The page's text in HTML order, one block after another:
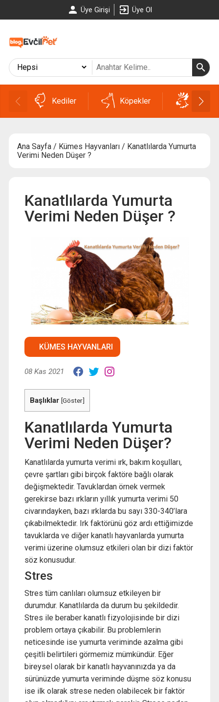
Üye Girişi Üye Ol
Kediler Köpekler Kuşlar
Ana Sayfa / Kümes Hayvanları / Kanatlılarda Yumurta
Verimi Neden Düşer ?
Kanatlılarda Yumurta
Verimi Neden Düşer ?
KÜMES HAYVANLARI
08 Kas 2021
Başlıklar [Göster]
Kanatlılarda Yumurta
Verimi Neden Düşer?
Kanatlılarda yumurta verimi ırk, bakım koşulları,
çevre şartları gibi birçok faktöre bağlı olarak
değişmektedir. Tavuklardan örnek vermek
gerekirse bazı ırkların yıllık yumurta verimi 50
civarındayken, bazı ırklarda bu sayı 330-340’lara
çıkabilmektedir. Irk faktörünü göz ardı ettiğimizde
tavuklarda ve diğer kanatlı hayvanlarda yumurta
verimi üzerine olumsuz etkileri olan bir dizi faktör
söz konusudur.
Stres
Stres tüm canlıları olumsuz etkileyen bir
durumdur. Kanatlılarda da durum bu şekildedir.
Stres ile beraber kanatlı fizyolojisinde bir dizi
problem ortaya çıkabilir. Bu problemlerin
neticesinde ise yumurta veriminde azalma gibi
çeşitli belirtileri görmemiz mümkündür. Eğer
bireysel olarak bir kanatlı hayvanınızda ya da
sürünüzde yumurta veriminde düşme söz konusu
ise ilk olarak strese neden olabilecek bir faktör